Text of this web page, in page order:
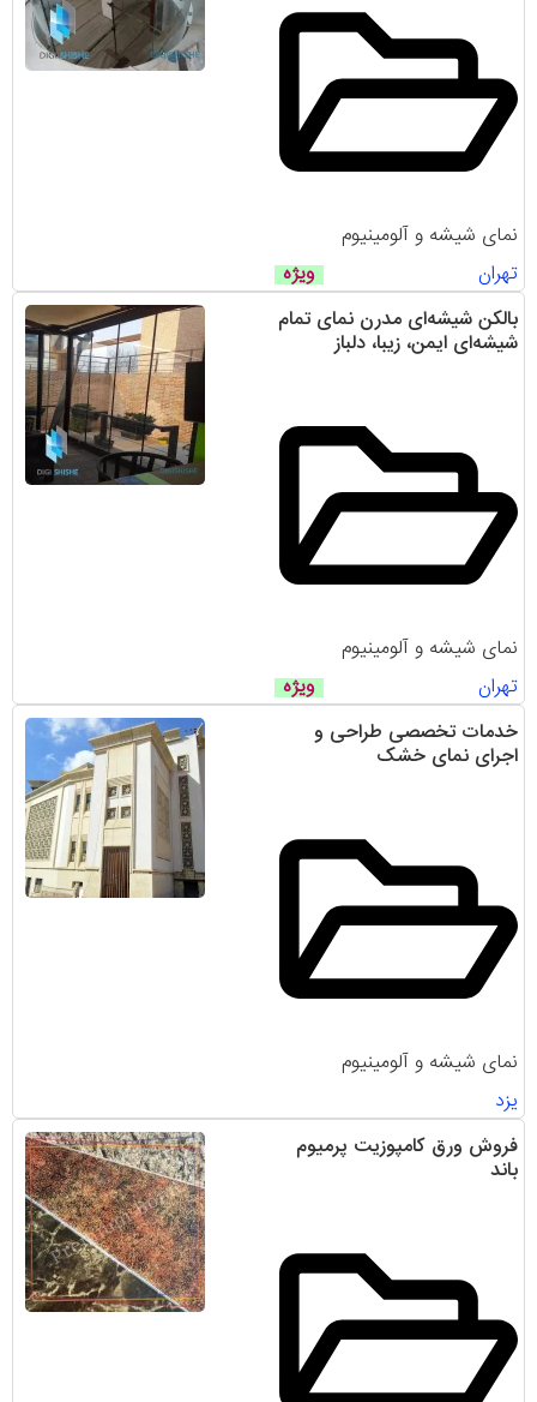
نمای شیشه و آلومینیوم
تهران
ویژه
بالکن شیشه‌ای مدرن نمای تمام
شیشه‌ای ایمن، زیبا، دلباز
نمای شیشه و آلومینیوم
تهران
ویژه
خدمات تخصصی طراحی و
اجرای نمای خشک
نمای شیشه و آلومینیوم
یزد
فروش ورق کامپوزیت پرمیوم
باند